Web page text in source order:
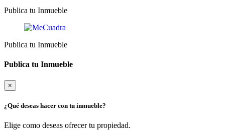
Publica tu Inmueble
Publica tu Inmueble
Publica tu Inmueble
×
¿Qué deseas hacer con tu inmueble?
Elige como deseas ofrecer tu propiedad.